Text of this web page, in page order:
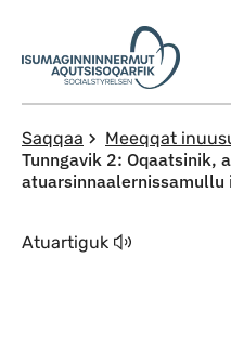
Saqqaa Meeqqat
Tunngavik 2: Oqaatsinik,
atuarsinnaalernissamullu
Atuartiguk